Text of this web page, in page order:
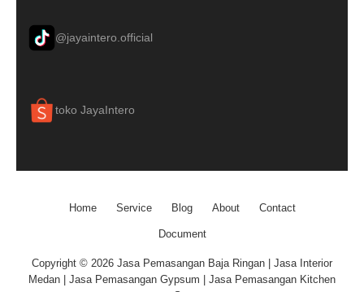
@jayaintero.official
toko JayaIntero
Home Service Blog About Contact
Document
Copyright © 2026 Jasa Pemasangan Baja Ringan | Jasa Interior
Medan | Jasa Pemasangan Gypsum | Jasa Pemasangan Kitchen